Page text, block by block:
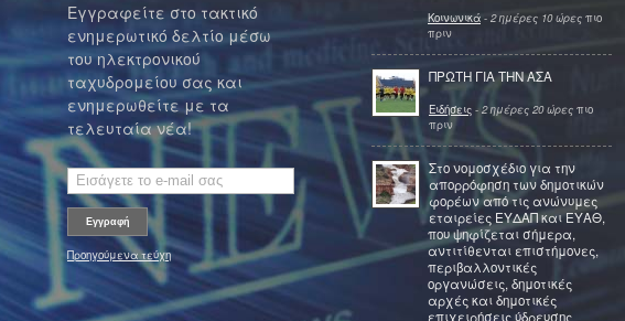
Εγγραφείτε στο τακτικό
ενημερωτικό δελτίο μέσω
του ηλεκτρονικού
ταχυδρομείου σας και
ενημερωθείτε με τα
τελευταία νέα!
Προηγούμενα τεύχη
Κοινωνικά - 2 ημέρες 10 ώρες πιο
πριν
ΠΡΩΤΗ ΓΙΑ ΤΗΝ ΑΣΑ
Ειδήσεις - 2 ημέρες 20 ώρες πιο
πριν
Στο νομοσχέδιο για την
απορρόφηση των δημοτικών
φορέων από τις ανώνυμες
εταιρείες ΕΥΔΑΠ και ΕΥΑΘ,
που ψηφίζεται σήμερα,
αντιτίθενται επιστήμονες,
περιβαλλοντικές
οργανώσεις, δημοτικές
αρχές και δημοτικές
επιχειρήσεις ύδρευσης